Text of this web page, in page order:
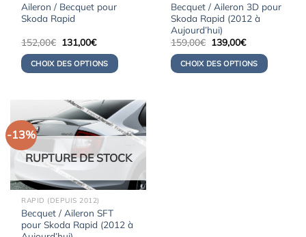
Aileron / Becquet pour
Skoda Rapid
152,00€ Le
initial
était :
152,00€.
131,00€Le
actuel
est :
131,00€.
CHOIX DES OPTIONS
Becquet / Aileron 3D pour
Skoda Rapid (2012 à
Aujourd’hui)
159,00€ Le
initial
était :
159,00€.
139,00€Le
actuel
est :
139,00€.
CHOIX DES OPTIONS
-13%
RUPTURE DE STOCK
RAPID (DEPUIS 2012)
Becquet / Aileron SFT
pour Skoda Rapid (2012 à